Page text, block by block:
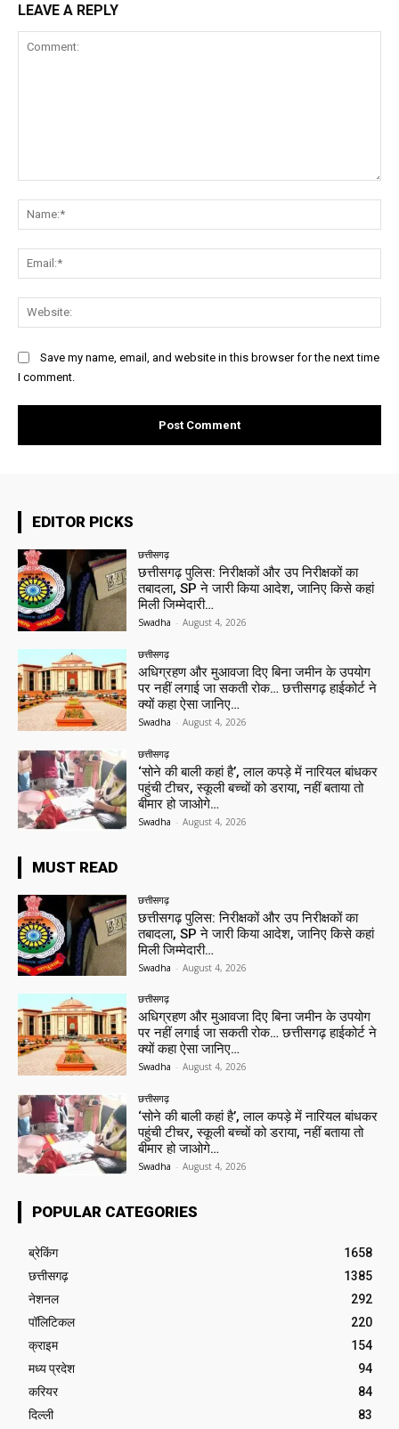
LEAVE A REPLY
Save my name, email, and website in this browser for the next time
I comment.
EDITOR PICKS
छत्तीसगढ़
छत्तीसगढ़ पुलिस: निरीक्षकों और उप निरीक्षकों का
तबादला, SP ने जारी किया आदेश, जानिए किसे कहां
मिली जिम्मेदारी…
Swadha - August 4, 2026
छत्तीसगढ़
अधिग्रहण और मुआवजा दिए बिना जमीन के उपयोग
पर नहीं लगाई जा सकती रोक… छत्तीसगढ़ हाईकोर्ट ने
क्यों कहा ऐसा जानिए…
Swadha - August 4, 2026
छत्तीसगढ़
‘सोने की बाली कहां है’, लाल कपड़े में नारियल बांधकर
पहुंची टीचर, स्कूली बच्चों को डराया, नहीं बताया तो
बीमार हो जाओगे…
Swadha - August 4, 2026
MUST READ
छत्तीसगढ़
छत्तीसगढ़ पुलिस: निरीक्षकों और उप निरीक्षकों का
तबादला, SP ने जारी किया आदेश, जानिए किसे कहां
मिली जिम्मेदारी…
Swadha - August 4, 2026
छत्तीसगढ़
अधिग्रहण और मुआवजा दिए बिना जमीन के उपयोग
पर नहीं लगाई जा सकती रोक… छत्तीसगढ़ हाईकोर्ट ने
क्यों कहा ऐसा जानिए…
Swadha - August 4, 2026
छत्तीसगढ़
‘सोने की बाली कहां है’, लाल कपड़े में नारियल बांधकर
पहुंची टीचर, स्कूली बच्चों को डराया, नहीं बताया तो
बीमार हो जाओगे…
Swadha - August 4, 2026
POPULAR CATEGORIES
ब्रेकिंग
1658
छत्तीसगढ़
1385
नेशनल
292
पॉलिटिकल
220
क्राइम
154
मध्य प्रदेश
94
करियर
84
दिल्ली
83